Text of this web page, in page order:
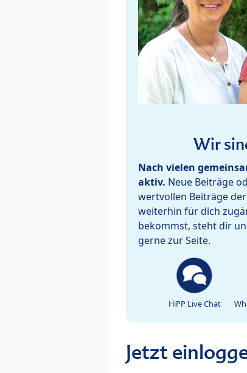
Wir
Nach vielen
aktiv. Neue Beiträge
wertvollen Beiträge
weiterhin für dich
bekommst, steht dir
gerne zur Seite.
HiPP Live Chat
Jetzt